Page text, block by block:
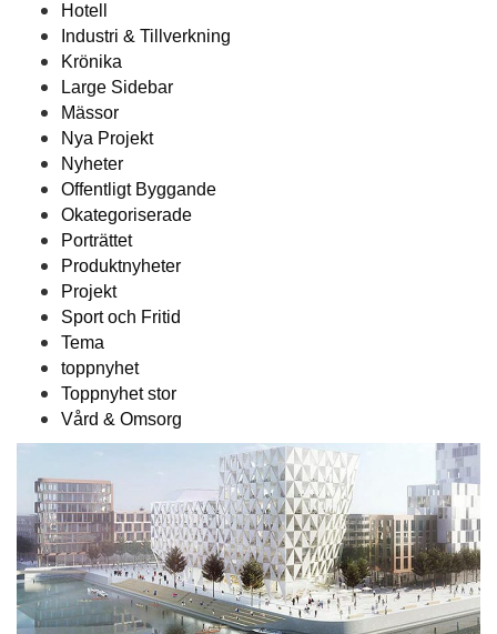
Hotell
Industri & Tillverkning
Krönika
Large Sidebar
Mässor
Nya Projekt
Nyheter
Offentligt Byggande
Okategoriserade
Porträttet
Produktnyheter
Projekt
Sport och Fritid
Tema
toppnyhet
Toppnyhet stor
Vård & Omsorg